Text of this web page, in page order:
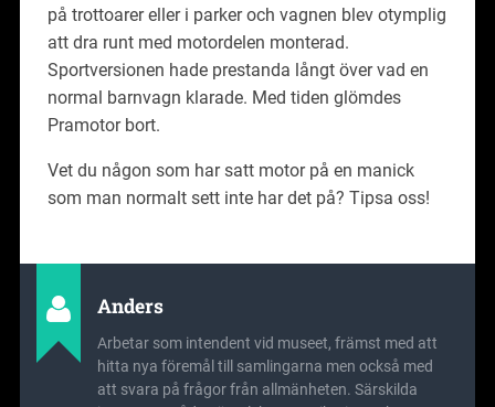
på trottoarer eller i parker och vagnen blev otymplig
att dra runt med motordelen monterad.
Sportversionen hade prestanda långt över vad en
normal barnvagn klarade. Med tiden glömdes
Pramotor bort.
Vet du någon som har satt motor på en manick
som man normalt sett inte har det på? Tipsa oss!
Anders
Arbetar som intendent vid museet, främst med att
hitta nya föremål till samlingarna men också med
att svara på frågor från allmänheten. Särskilda